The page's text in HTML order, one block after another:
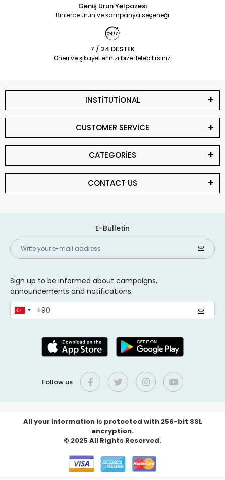
Geniş Ürün Yelpazesi
Binlerce ürün ve kampanya seçeneği
7 / 24 DESTEK
Öneri ve şikayetlerinizi bize iletebilirsiniz.
INSTİTUTİONAL
CUSTOMER SERVİCE
CATEGORİES
CONTACT US
E-Bulletin
Sign up to be informed about campaigns,
announcements and notifications.
Follow us
All your information is protected with 256-bit SSL
encryption.
© 2025 All Rights Reserved.